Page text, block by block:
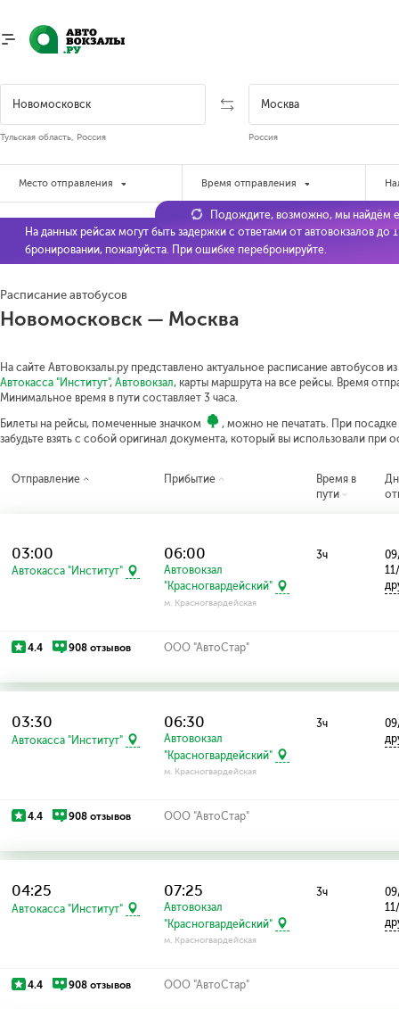
Тульская область, Россия Россия
Место отправления Время отправления
На данных рейсах могут быть задержки с ответами от автовокзалов до
бронировании, пожалуйста. При ошибке перебронируйте.
Расписание автобусов
Новомосковск — Москва
На сайте Автовокзалы.ру представлено актуальное расписание автобусов
Автокасса "Институт", Автовокзал, карты маршрута на все рейсы. Время
Минимальное время в пути составляет 3 часа.
Билеты на рейсы, помеченные значком
, можно не печатать. При
забудьте взять с собой оригинал документа, который вы использовали при
Подождите, возможно, мы найдём
Отправление Прибытие
Время в
пути
03:00
Автокасса "Институт"
06:00
Автовокзал
"Красногвардейский"
м. Красногвардейская
3ч
4.4 908 отзывов ООО "АвтоСтар"
03:30
Автокасса "Институт"
06:30
Автовокзал
"Красногвардейский"
м. Красногвардейская
3ч
4.4 908 отзывов ООО "АвтоСтар"
04:25
Автокасса "Институт"
07:25
Автовокзал
"Красногвардейский"
м. Красногвардейская
3ч
4.4 908 отзывов ООО "АвтоСтар"